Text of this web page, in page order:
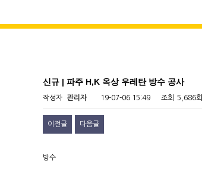
신규 | 파주 H,K 옥상 우레탄 방수 공사
작성자 관리자 19-07-06 15:49 조회 5,686회
이전글 다음글
방수